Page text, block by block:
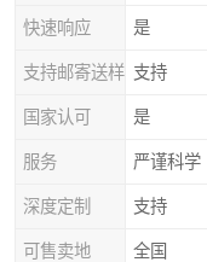
快速响应 是
支持邮寄送样 支持
国家认可 是
服务 严谨科学
深度定制 支持
可售卖地 全国